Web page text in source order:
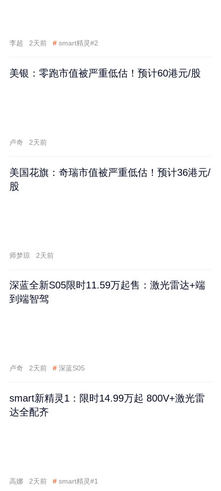
李超 2天前 # smart精灵#2
美银：零跑市值被严重低估！预计60港元/股
卢奇 2天前
美国花旗：奇瑞市值被严重低估！预计36港元/
股
师梦琼 2天前
深蓝全新S05限时11.59万起售：激光雷达+端
到端智驾
卢奇 2天前 # 深蓝S05
smart新精灵1：限时14.99万起 800V+激光雷
达全配齐
高娜 2天前 # smart精灵#1